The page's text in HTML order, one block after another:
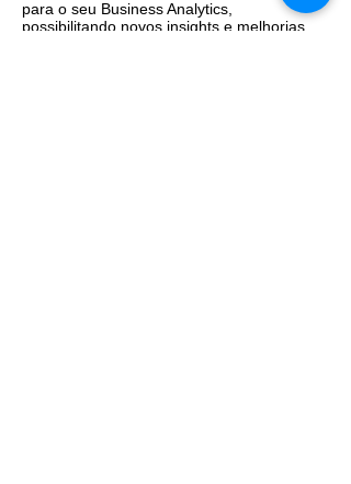
‌para‌ ‌o‌ ‌seu‌ ‌Business‌ ‌Analytics,‌
‌possibilitando‌ ‌novos‌ ‌insights‌ ‌e‌ ‌melhorias‌